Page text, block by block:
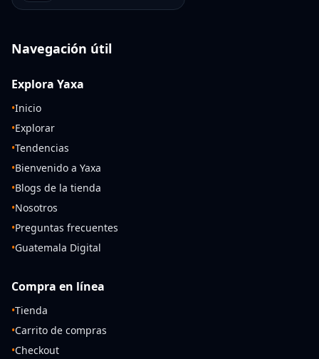
Navegación útil
Explora Yaxa
•Inicio
•Explorar
•Tendencias
•Bienvenido a Yaxa
•Blogs de la tienda
•Nosotros
•Preguntas frecuentes
•Guatemala Digital
Compra en línea
•Tienda
•Carrito de compras
•Checkout